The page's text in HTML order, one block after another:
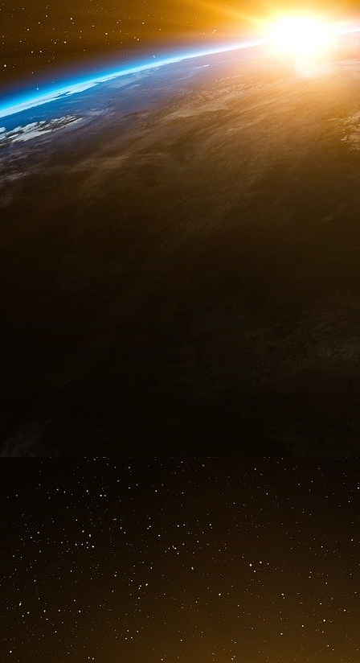
Les sociétés savantes American Heart
communiqué dimanche sur la balance
messager. Les Centers for Disease
semaine dernière avoir analysé plusieurs
Etats-Unis. Ils ont affecté en majorité des
des hommes, sont survenus plus
dans les 4 jours suivant la vaccination. Pour
En outre, le dernier rapport sur le vaccin
gonflement des lèvres survenus après la